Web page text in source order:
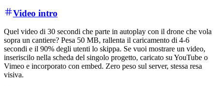
Video intro
Quel video di 30 secondi che parte in autoplay con il drone che vola
sopra un cantiere? Pesa 50 MB, rallenta il caricamento di 4-6
secondi e il 90% degli utenti lo skippa. Se vuoi mostrare un video,
inseriscilo nella scheda del singolo progetto, caricato su YouTube o
Vimeo e incorporato con embed. Zero peso sul server, stessa resa
visiva.